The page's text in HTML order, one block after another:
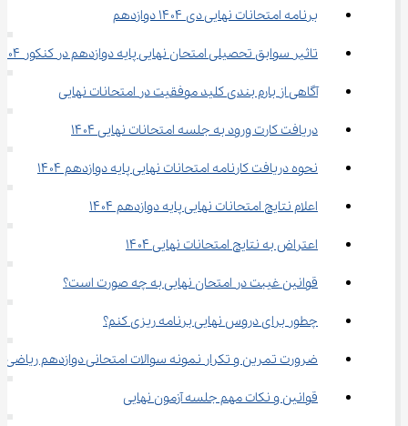
برنامه امتحانات نهایی دی ۱۴۰۴ دوازدهم
تاثیر سوابق تحصیلی امتحان نهایی پایه دوازدهم در کنکور ۱۴۰۴
آگاهی از بارم ‌بندی کلید موفقیت در امتحانات نهایی
دریافت کارت ورود به جلسه امتحانات نهایی ۱۴۰۴
نحوه دریافت کارنامه امتحانات نهایی پایه دوازدهم ۱۴۰۴
اعلام نتایج امتحانات نهایی پایه دوازدهم ۱۴۰۴
اعتراض به نتایج امتحانات نهایی ۱۴۰۴
قوانین غیبت در امتحان نهایی به چه صورت است؟
چطور برای دروس نهایی برنامه ‌ریزی کنم؟
ضرورت تمرین و تکرار نمونه سوالات امتحانی دوازدهم ریاضی
قوانین و نکات مهم جلسه آزمون نهایی